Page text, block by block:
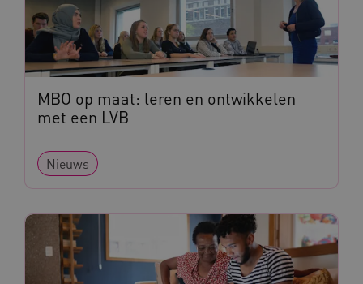
MBO op maat: leren en ontwikkelen
met een LVB
Nieuws
Naam
FPID
www.kennispleingehandicaptensector.nl